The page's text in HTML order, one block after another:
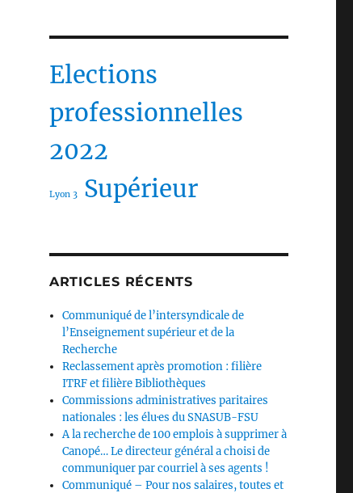
Elections
professionnelles
2022
Lyon 3 Supérieur
ARTICLES RÉCENTS
Communiqué de l’intersyndicale de
l’Enseignement supérieur et de la
Recherche
Reclassement après promotion : filière
ITRF et filière Bibliothèques
Commissions administratives paritaires
nationales : les élu·es du SNASUB-FSU
A la recherche de 100 emplois à supprimer à
Canopé… Le directeur général a choisi de
communiquer par courriel à ses agents !
Communiqué – Pour nos salaires, toutes et